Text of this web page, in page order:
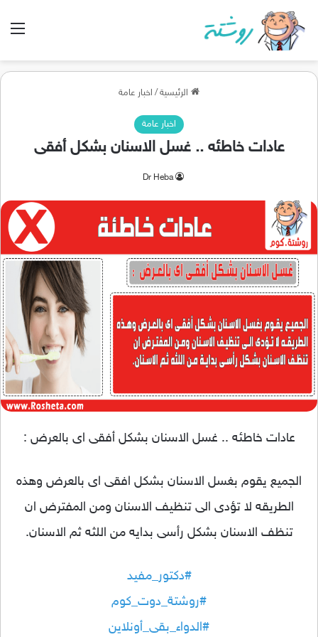
الرئيسية/ اخبار عامة
اخبار عامة
عادات خاطئه .. غسل الاسنان بشكل أفقى
Dr Heba
عادات خاطئه .. غسل الاسنان بشكل أفقى اى بالعرض :
الجميع يقوم بغسل الاسنان بشكل افقى اى بالعرض وهذه
الطريقه لا تؤدى الى تنظيف الاسنان ومن المفترض ان
تنظف الاسنان بشكل رأسى بدايه من اللثه ثم الاسنان.
#دكتور_مفيد
#روشتة_دوت_كوم
#الدواء_بقى_أونلاين